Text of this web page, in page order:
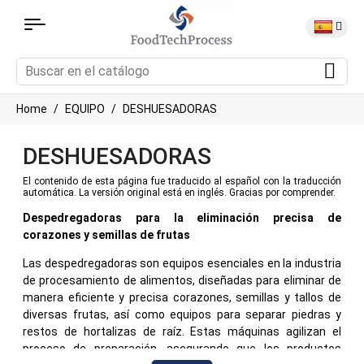
Home EQUIPO DESHUESADORAS
DESHUESADORAS
El contenido de esta página fue traducido al español con la traducción
automática. La versión original está en inglés. Gracias por comprender.
Despedregadoras para la eliminación precisa de
corazones y semillas de frutas
Las despedregadoras son equipos esenciales en la industria
de procesamiento de alimentos, diseñadas para eliminar de
manera eficiente y precisa corazones, semillas y tallos de
diversas frutas, así como equipos para separar piedras y
restos de hortalizas de raíz. Estas máquinas agilizan el
proceso de preparación, asegurando que los productos